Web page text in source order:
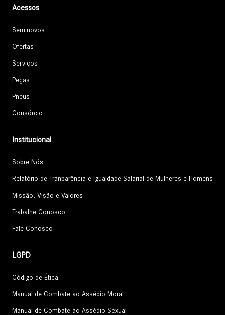
Acessos
Seminovos
Ofertas
Serviços
Peças
Pneus
Consórcio
Institucional
Sobre Nós
Relatório de Tranparência e Igualdade Salarial de Mulheres e Homens
Missão, Visão e Valores
Trabalhe Conosco
Fale Conosco
LGPD
Código de Ética
Manual de Combate ao Assédio Moral
Manual de Combate ao Assédio Sexual